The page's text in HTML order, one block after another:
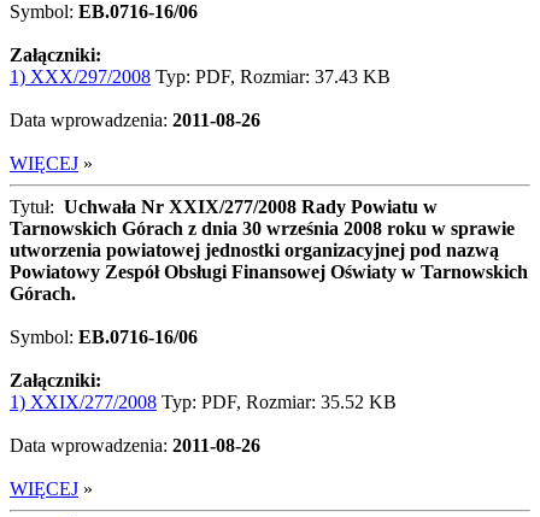
Symbol: EB.0716-16/06
Załączniki:
1) XXX/297/2008 Typ: PDF, Rozmiar: 37.43 KB
Data wprowadzenia: 2011-08-26
WIĘCEJ »
Tytuł: Uchwała Nr XXIX/277/2008 Rady Powiatu w
Tarnowskich Górach z dnia 30 września 2008 roku w sprawie
utworzenia powiatowej jednostki organizacyjnej pod nazwą
Powiatowy Zespół Obsługi Finansowej Oświaty w Tarnowskich
Górach.
Symbol: EB.0716-16/06
Załączniki:
1) XXIX/277/2008 Typ: PDF, Rozmiar: 35.52 KB
Data wprowadzenia: 2011-08-26
WIĘCEJ »